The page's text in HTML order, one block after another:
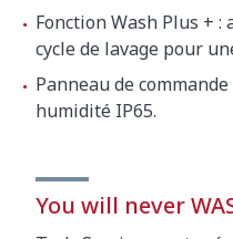
Fonction Wash Plus +
cycle de lavage pour
Panneau de
humidité IP65.
You will never